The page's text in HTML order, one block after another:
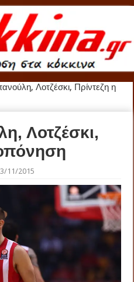
Λοτζέσκι, Πρίντεζη η
Λοτζέσκι,
11/2015